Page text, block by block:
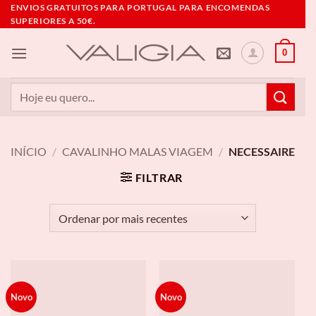
Skip
to
ENVIOS GRATUITOS PARA PORTUGAL PARA ENCOMENDAS
SUPERIORES A 50€.
0
INÍCIO / CAVALINHO MALAS VIAGEM / NECESSAIRE
FILTRAR
Novo Novo